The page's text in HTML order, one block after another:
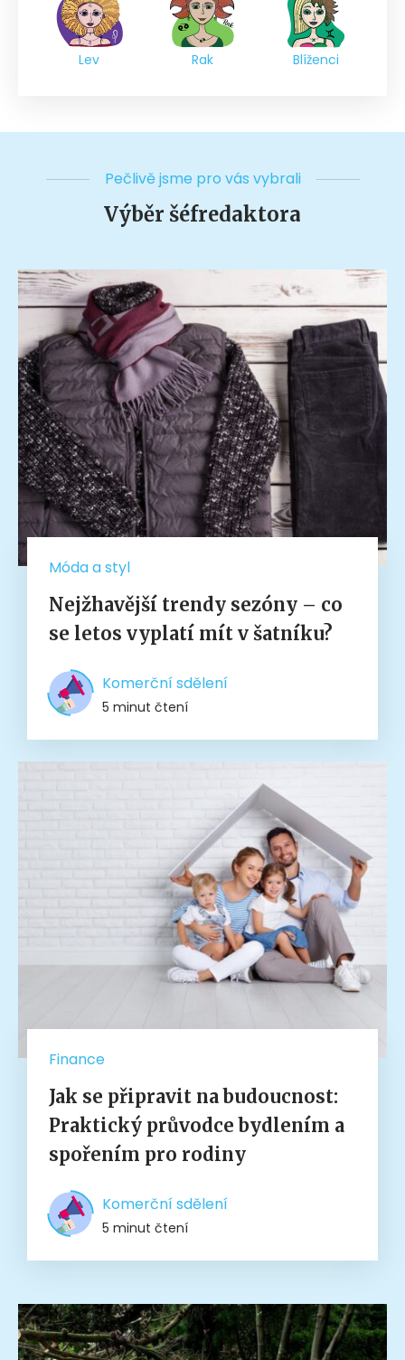
Lev Rak Blíženci
Pečlivě jsme pro vás vybrali
Výběr šéfredaktora
Móda a styl
Nejžhavější trendy sezóny – co
se letos vyplatí mít v šatníku?
Komerční sdělení
5 minut čtení
Finance
Jak se připravit na budoucnost:
Praktický průvodce bydlením a
spořením pro rodiny
Komerční sdělení
5 minut čtení